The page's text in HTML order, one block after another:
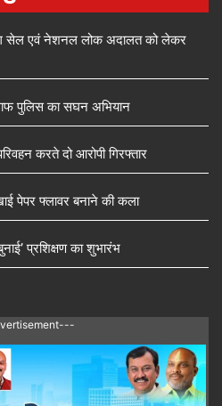
सेल एवं नेशनल लोक अदालत को लेकर
पुलिस का सघन अभियान
करते दो आरोपी गिरफ्तार
पेपर फ्लावर बनाने की कला
प्रशिक्षण का शुभारंभ